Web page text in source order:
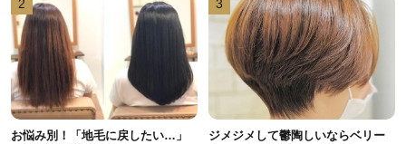
2
お悩み別！「地毛に戻したい…」
3
ジメジメして鬱陶しいならベリー